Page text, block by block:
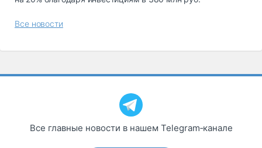
Все новости
Все главные новости в нашем Telegram‑канале